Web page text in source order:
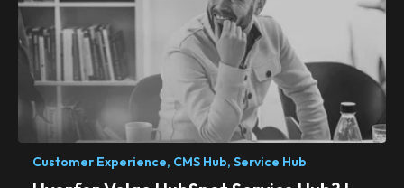
Customer Experience, CMS Hub, Service Hub